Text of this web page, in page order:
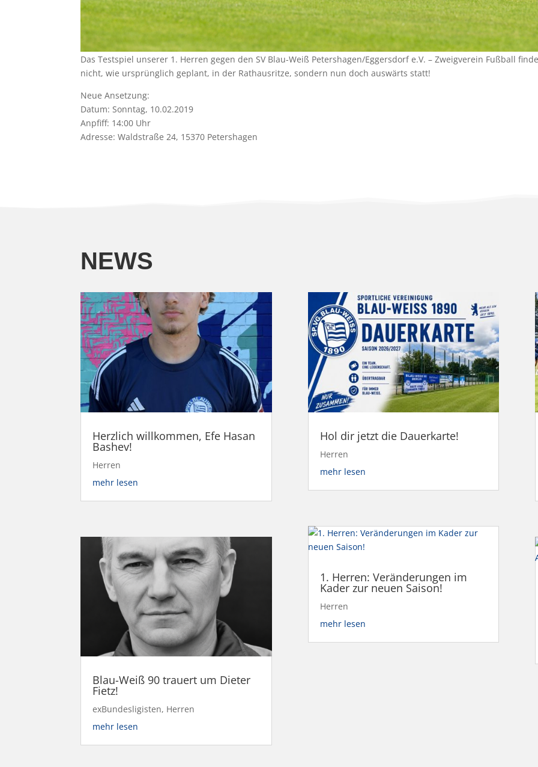
Das Testspiel unserer 1. Herren gegen den SV Blau-Weiß Petershagen/Eggersdorf e.V. – Zweigverein Fußball
nicht, wie ursprünglich geplant, in der Rathausritze, sondern nun doch auswärts statt!
Neue Ansetzung:
Datum: Sonntag, 10.02.2019
Anpfiff: 14:00 Uhr
Adresse: Waldstraße 24, 15370 Petershagen
NEWS
Herzlich willkommen, Efe Hasan
Bashev!
Herren
mehr lesen
Blau-Weiß 90 trauert um Dieter
Fietz!
exBundesligisten, Herren
mehr lesen
Hol dir jetzt die Dauerkarte!
Herren
mehr lesen
1. Herren: Veränderungen im
Kader zur neuen Saison!
Herren
mehr lesen